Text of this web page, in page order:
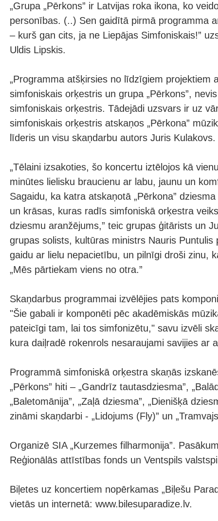
„Grupa „Pērkons” ir Latvijas roka ikona, ko
personības. (..) Sen gaidītā pirmā programma
– kurš gan cits, ja ne Liepājas Simfoniskais!”
Uldis Lipskis.
„Programma atšķirsies no līdzīgiem projektiem
simfoniskais orķestris un grupa „Pērkons”,
simfoniskais orķestris. Tādejādi uzsvars ir uz
simfoniskais orķestris atskaņos „Pērkona”
līderis un visu skaņdarbu autors Juris Kulakovs.
„Tēlaini izsakoties, šo koncertu iztēlojos kā
minūtes lielisku braucienu ar labu, jaunu un
Sagaidu, ka katra atskaņotā „Pērkona”
un krāsas, kuras radīs simfoniskā orķestra
dziesmu aranžējums,” teic grupas ģitārists un
grupas solists, kultūras ministrs Nauris Puntulis
gaidu ar lielu nepacietību, un pilnīgi droši zinu,
„Mēs pārtiekam viens no otra.”
Skaņdarbus programmai izvēlējies pats
"Šie gabali ir komponēti pēc akadēmiskās
pateicīgi tam, lai tos simfonizētu," savu izvēli
kura daiļradē rokenrols nesaraujami savijies ar
Programmā simfoniskā orķestra skaņās
„Pērkons” hiti – „Gandrīz tautasdziesma”,
„Baletomānija”, „Zaļā dziesma”, „Dienišķā
zināmi skaņdarbi - „Lidojums (Fly)” un
Organizē SIA „Kurzemes filharmonija”.
Reģionālās attīstības fonds un Ventspils
Biļetes uz koncertiem nopērkamas „Biļešu
vietās un internetā: www.bilesuparadize.lv.